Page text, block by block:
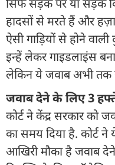
हादसों से मरते हैं और
ऐसी गाड़ियों से होने
इन्हें लेकर गाइडलाइंस
लेकिन ये जवाब अभी तक
जवाब देने के लिए 3
कोर्ट ने केंद्र सरकार को
का समय दिया है. कोर्ट
आखिरी मौका है जवाब